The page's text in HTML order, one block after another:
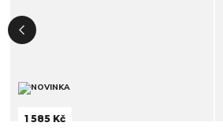
1 585 Kč